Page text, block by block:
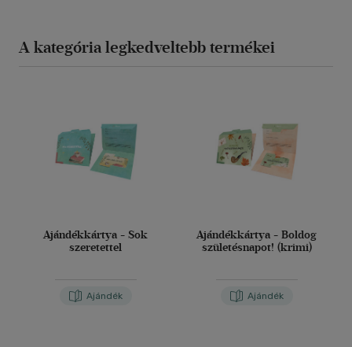
A kategória legkedveltebb termékei
Ajándékkártya - Sok
szeretettel
Ajándék
Ajándékkártya - Boldog
születésnapot! (krimi)
Ajándék